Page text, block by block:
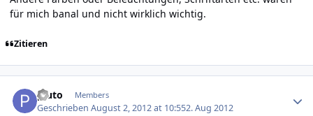
für mich banal und nicht wirklich wichtig.
Zitieren
pluto Members
GeschriebenAugust 2, 2012 at 10:552. Aug 2012